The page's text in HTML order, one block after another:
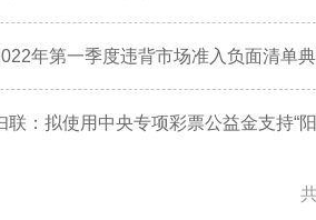
年第一季度违背市场准入负面清单
联：拟使用中央专项彩票公益金支持“